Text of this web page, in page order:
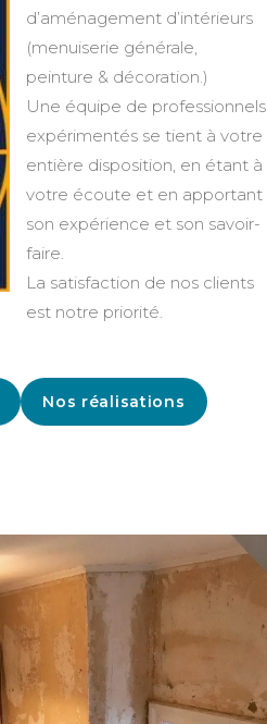
d’aménagement d’intérieurs
(menuiserie générale,
peinture & décoration.)
Une équipe de professionnels
expérimentés se tient à votre
entière disposition, en étant à
votre écoute et en apportant
son expérience et son savoir-
faire.
La satisfaction de nos clients
est notre priorité.
Nos réalisations